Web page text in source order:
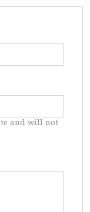
and will not